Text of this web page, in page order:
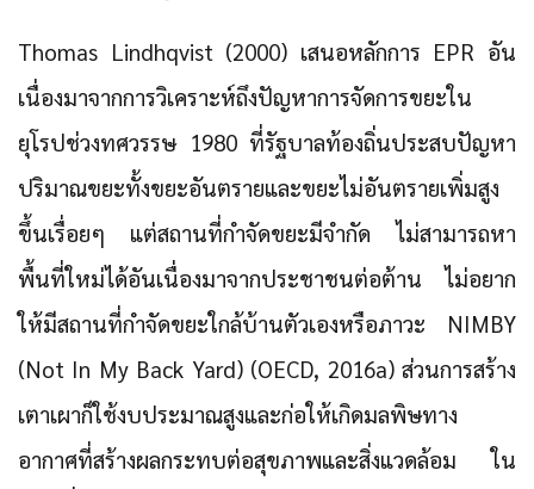
Thomas Lindhqvist (2000) เสนอหลักการ EPR อัน
เนื่องมาจากการวิเคราะห์ถึงปัญหาการจัดการขยะใน
ยุโรปช่วงทศวรรษ 1980 ที่รัฐบาลท้องถิ่นประสบปัญหา
ปริมาณขยะทั้งขยะอันตรายและขยะไม่อันตรายเพิ่มสูง
ขึ้นเรื่อยๆ แต่สถานที่กำจัดขยะมีจำกัด ไม่สามารถหา
พื้นที่ใหม่ได้อันเนื่องมาจากประชาชนต่อต้าน ไม่อยาก
ให้มีสถานที่กำจัดขยะใกล้บ้านตัวเองหรือภาวะ NIMBY
(Not In My Back Yard) (OECD, 2016a) ส่วนการสร้าง
เตาเผาก็ใช้งบประมาณสูงและก่อให้เกิดมลพิษทาง
อากาศที่สร้างผลกระทบต่อสุขภาพและสิ่งแวดล้อม ใน